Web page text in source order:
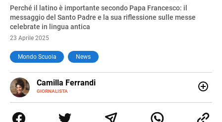
Perché il latino è importante secondo Papa Francesco: il
messaggio del Santo Padre e la sua riflessione sulle messe
celebrate in lingua antica
23 Aprile 2025
Mondo Scuola News
Camilla Ferrandi
GIORNALISTA
E-
MAIL
LINKEDIN
di trasformare la passione per la scrittura in un lavoro, e